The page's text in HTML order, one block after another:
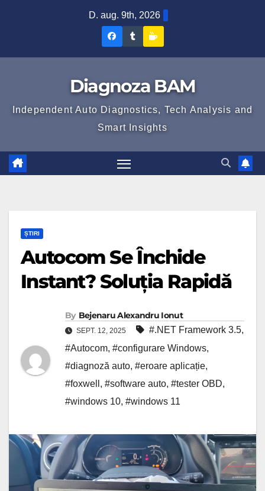
D. aug. 9th, 2026
Diagnoza
Facebook
Diagnoza
Tumblr
Diagnoza BAM
Independent Auto Diagnostics, Tech Analysis and
Smart Insights
ȘTIRI
Autocom Se Închide
Instant? Soluția Rapidă
By Bejenaru Alexandru Ionut
SEPT. 12, 2025 #.NET Framework 3.5,
#Autocom, #configurare Windows,
#diagnoză auto, #eroare aplicație,
#foxwell , #software auto, #tester OBD,
#windows 10, #windows 11